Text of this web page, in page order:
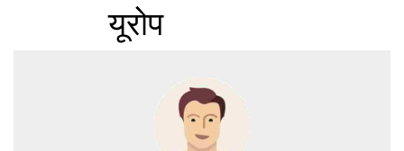
यूरोप